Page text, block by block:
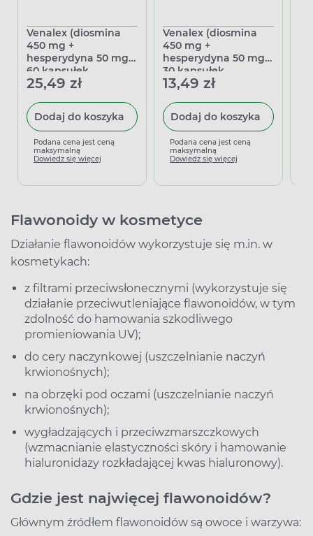
Venalex (diosmina
450 mg +
hesperydyna 50 mg),
60 kapsułek
twardych
25,49 zł
Dodaj do koszyka
Podana cena jest ceną
maksymalną
Dowiedz się więcej
Venalex (diosmina
450 mg +
hesperydyna 50 mg),
30 kapsułek
twardych
13,49 zł
Dodaj do koszyka
Podana cena jest ceną
maksymalną
Dowiedz się więcej
Flawonoidy w kosmetyce
Działanie flawonoidów wykorzystuje się m.in. w
kosmetykach:
z filtrami przeciwsłonecznymi (wykorzystuje się
działanie przeciwutleniające flawonoidów, w tym
zdolność do hamowania szkodliwego
promieniowania UV);
do cery naczynkowej (uszczelnianie naczyń
krwionośnych);
na obrzęki pod oczami (uszczelnianie naczyń
krwionośnych);
wygładzających i przeciwzmarszczkowych
(wzmacnianie elastyczności skóry i hamowanie
hialuronidazy rozkładającej kwas hialuronowy).
Gdzie jest najwięcej flawonoidów?
Głównym źródłem flawonoidów są owoce i warzywa: